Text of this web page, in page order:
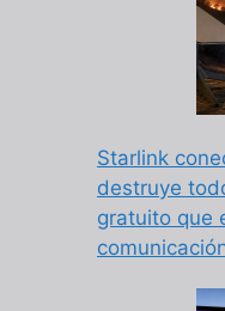
Starlink
destruye
gratuito que